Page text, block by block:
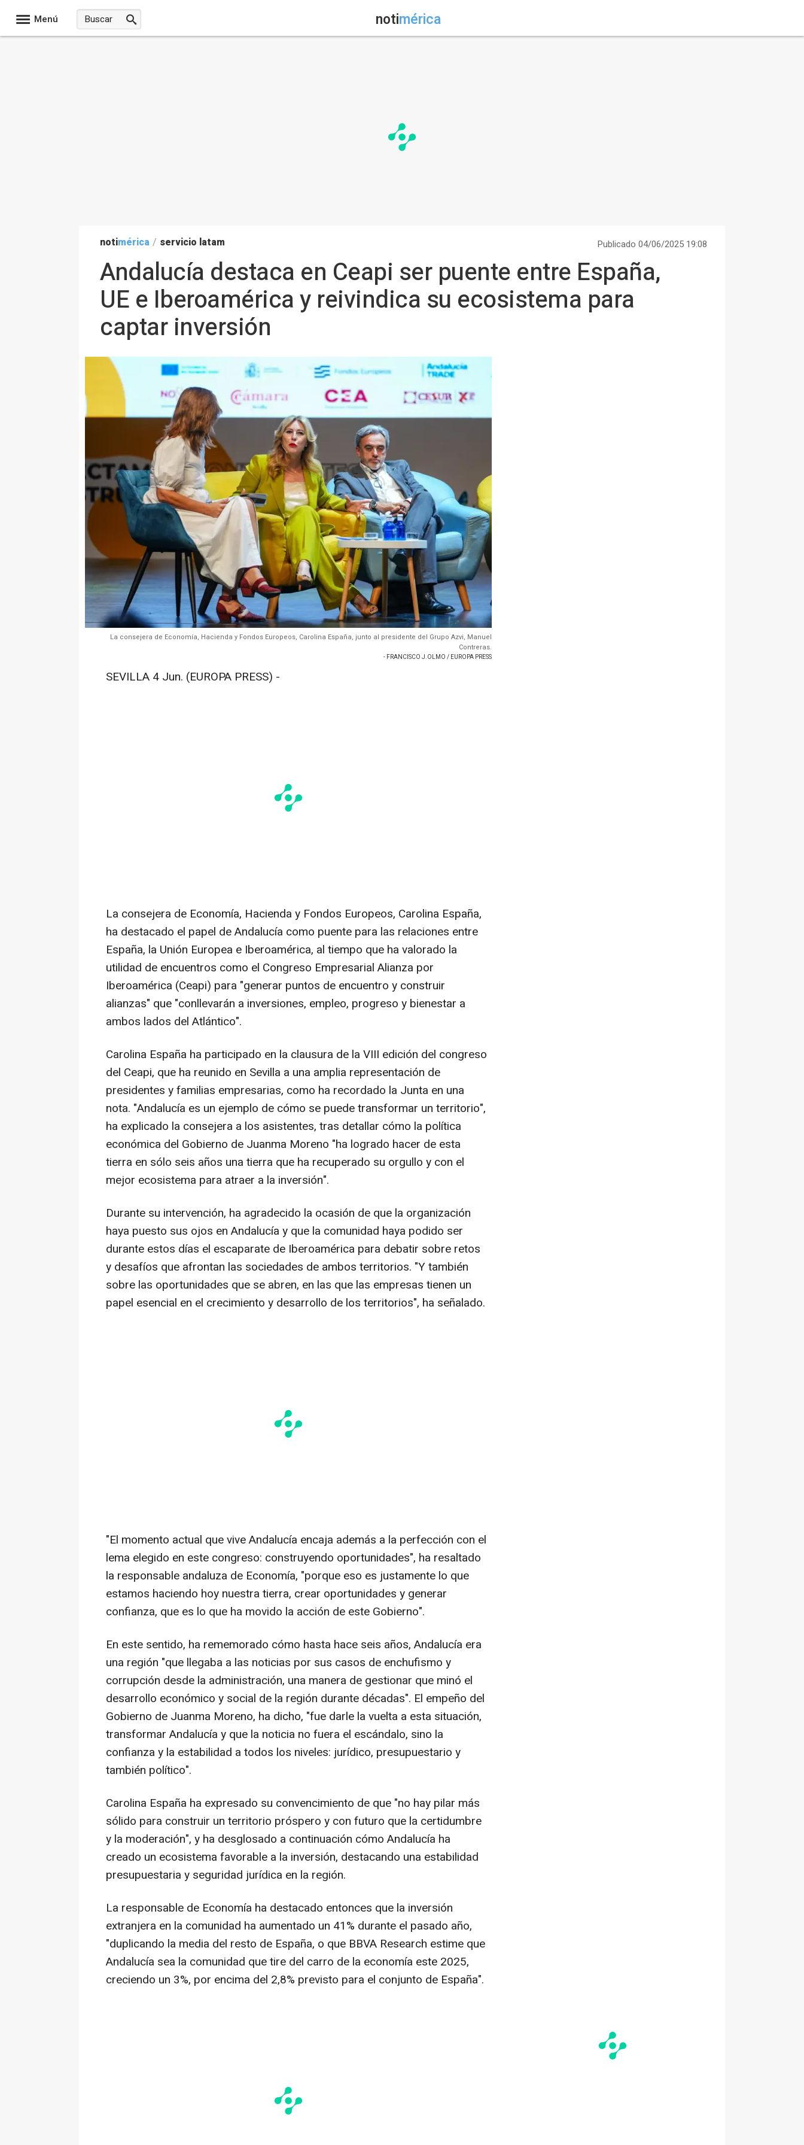
Menú notimérica
notimérica / servicio latam Publicado 04/06/2025 19:08
Andalucía destaca en Ceapi ser puente entre España,
UE e Iberoamérica y reivindica su ecosistema para
captar inversión
La consejera de Economía, Hacienda y Fondos Europeos, Carolina España, junto al presidente del Grupo Azvi, Manuel
Contreras.
- FRANCISCO J.OLMO / EUROPA PRESS
SEVILLA 4 Jun. (EUROPA PRESS) -
La consejera de Economía, Hacienda y Fondos Europeos, Carolina España,
ha destacado el papel de Andalucía como puente para las relaciones entre
España, la Unión Europea e Iberoamérica, al tiempo que ha valorado la
utilidad de encuentros como el Congreso Empresarial Alianza por
Iberoamérica (Ceapi) para "generar puntos de encuentro y construir
alianzas" que "conllevarán a inversiones, empleo, progreso y bienestar a
ambos lados del Atlántico".
Carolina España ha participado en la clausura de la VIII edición del congreso
del Ceapi, que ha reunido en Sevilla a una amplia representación de
presidentes y familias empresarias, como ha recordado la Junta en una
nota. "Andalucía es un ejemplo de cómo se puede transformar un territorio",
ha explicado la consejera a los asistentes, tras detallar cómo la política
económica del Gobierno de Juanma Moreno "ha logrado hacer de esta
tierra en sólo seis años una tierra que ha recuperado su orgullo y con el
mejor ecosistema para atraer a la inversión".
Durante su intervención, ha agradecido la ocasión de que la organización
haya puesto sus ojos en Andalucía y que la comunidad haya podido ser
durante estos días el escaparate de Iberoamérica para debatir sobre retos
y desafíos que afrontan las sociedades de ambos territorios. "Y también
sobre las oportunidades que se abren, en las que las empresas tienen un
papel esencial en el crecimiento y desarrollo de los territorios", ha señalado.
"El momento actual que vive Andalucía encaja además a la perfección con el
lema elegido en este congreso: construyendo oportunidades", ha resaltado
la responsable andaluza de Economía, "porque eso es justamente lo que
estamos haciendo hoy nuestra tierra, crear oportunidades y generar
confianza, que es lo que ha movido la acción de este Gobierno".
En este sentido, ha rememorado cómo hasta hace seis años, Andalucía era
una región "que llegaba a las noticias por sus casos de enchufismo y
corrupción desde la administración, una manera de gestionar que minó el
desarrollo económico y social de la región durante décadas". El empeño del
Gobierno de Juanma Moreno, ha dicho, "fue darle la vuelta a esta situación,
transformar Andalucía y que la noticia no fuera el escándalo, sino la
confianza y la estabilidad a todos los niveles: jurídico, presupuestario y
también político".
Carolina España ha expresado su convencimiento de que "no hay pilar más
sólido para construir un territorio próspero y con futuro que la certidumbre
y la moderación", y ha desglosado a continuación cómo Andalucía ha
creado un ecosistema favorable a la inversión, destacando una estabilidad
presupuestaria y seguridad jurídica en la región.
La responsable de Economía ha destacado entonces que la inversión
extranjera en la comunidad ha aumentado un 41% durante el pasado año,
"duplicando la media del resto de España, o que BBVA Research estime que
Andalucía sea la comunidad que tire del carro de la economía este 2025,
creciendo un 3%, por encima del 2,8% previsto para el conjunto de España".